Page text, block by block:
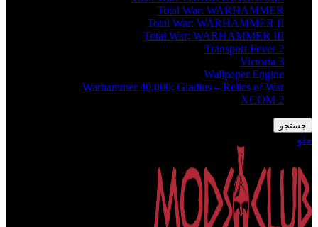
Total War: WARHAMMER
Total War: WARHAMMER II
Total War: WARHAMMER III
Transport Fever 2
Victoria 3
Wallpaper Engine
Warhammer 40,000: Gladius – Relics of War
XCOM 2
جستجو
منو